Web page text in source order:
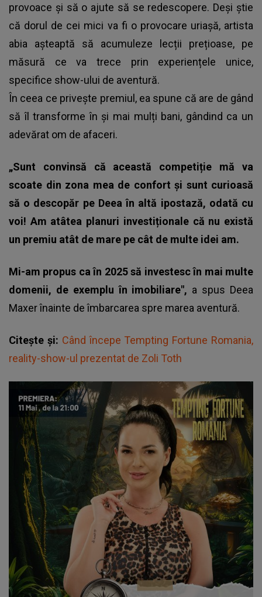
provoace și să o ajute să se redescopere. Deși știe
că dorul de cei mici va fi o provocare uriașă, artista
abia așteaptă să acumuleze lecții prețioase, pe
măsură ce va trece prin experiențele unice,
specifice show-ului de aventură.
În ceea ce privește premiul, ea spune că are de gând
să îl transforme în și mai mulți bani, gândind ca un
adevărat om de afaceri.
„Sunt convinsă că această competiție mă va
scoate din zona mea de confort și sunt curioasă
să o descopăr pe Deea în altă ipostază, odată cu
voi! Am atâtea planuri investiționale că nu există
un premiu atât de mare pe cât de multe idei am.
Mi-am propus ca în 2025 să investesc în mai multe
domenii, de exemplu în imobiliare", a spus Deea
Maxer înainte de îmbarcarea spre marea aventură.
Citește și: Când începe Tempting Fortune Romania,
reality-show-ul prezentat de Zoli Toth